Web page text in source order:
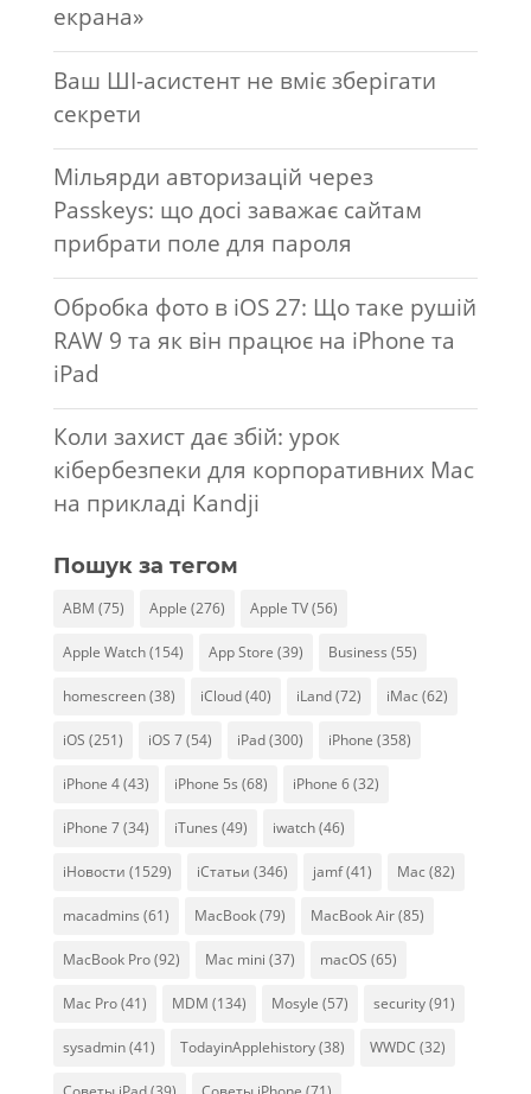
екрана»
Ваш ШІ-асистент не вміє зберігати
секрети
Мільярди авторизацій через
Passkeys: що досі заважає сайтам
прибрати поле для пароля
Обробка фото в iOS 27: Що таке рушій
RAW 9 та як він працює на iPhone та
iPad
Коли захист дає збій: урок
кібербезпеки для корпоративних Mac
на прикладі Kandji
Пошук за тегом
ABM (75) Apple (276) Apple TV(56)
Apple Watch(154) App Store (39) Business (55)
homescreen(38) iCloud(40) iLand(72) iMac (62)
iOS (251) iOS 7(54) iPad(300) iPhone (358)
iPhone 4(43) iPhone 5s (68) iPhone 6(32)
iPhone 7(34) iTunes (49) iwatch(46)
iНовости (1529) iСтатьи (346) jamf(41) Mac (82)
macadmins (61) MacBook(79) MacBook Air(85)
MacBook Pro(92) Mac mini (37) macOS (65)
Mac Pro(41) MDM (134) Mosyle (57) security(91)
sysadmin(41) TodayinApplehistory(38) WWDC (32)